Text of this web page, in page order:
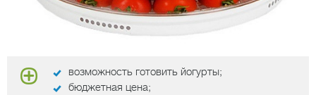
возможность готовить йогурты;
бюджетная цена;